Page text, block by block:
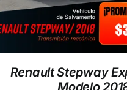
Renault Stepway
Modelo